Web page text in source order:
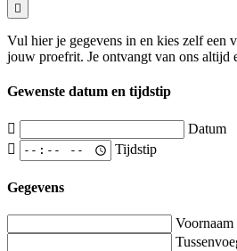
Vul hier je gegevens in en kies zelf een
jouw proefrit. Je ontvangt van ons altijd
Gewenste datum en tijdstip
Datum
Tijdstip
Gegevens
Voornaam